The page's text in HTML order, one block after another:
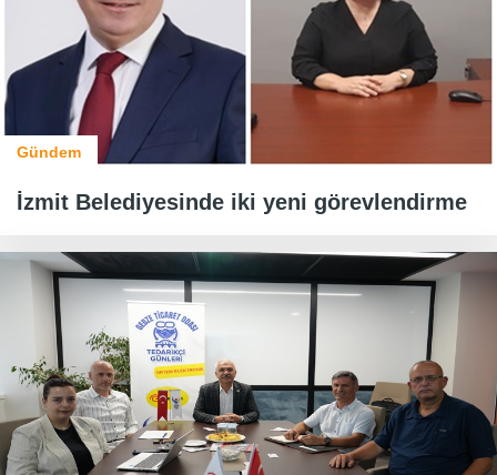
Gündem
İzmit Belediyesinde iki yeni görevlendirme